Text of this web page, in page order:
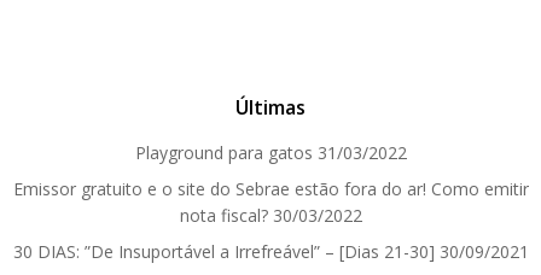
Últimas
Playground para gatos 31/03/2022
Emissor gratuito e o site do Sebrae estão fora do ar! Como emitir
nota fiscal? 30/03/2022
30 DIAS: ”De Insuportável a Irrefreável” – [Dias 21-30] 30/09/2021